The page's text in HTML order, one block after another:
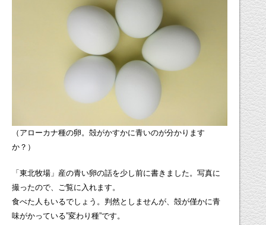
（アローカナ種の卵。殻がかすかに青いのが分かります
か？）
「東北牧場」産の青い卵の話を少し前に書きました。写真に
撮ったので、ご覧に入れます。
食べた人もいるでしょう。判然としませんが、殻が僅かに青
味がかっている”変わり種”です。